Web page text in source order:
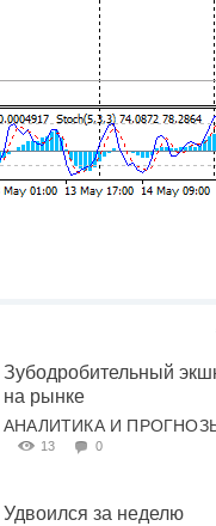
Зубодробительный
на рынке
АНАЛИТИКА И
13 0
Удвоился за неделю